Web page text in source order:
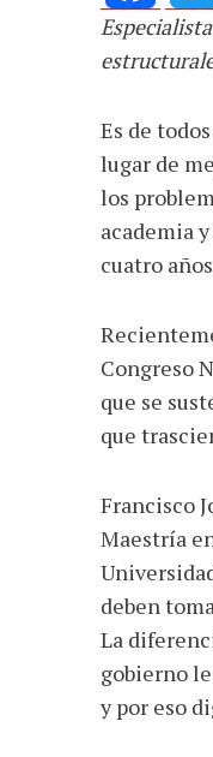
Facebook
Es de
lugar de
los
academia
cuatro
Congreso
que se
que
Francisco
Maestría
deben
La
gobierno
y por eso